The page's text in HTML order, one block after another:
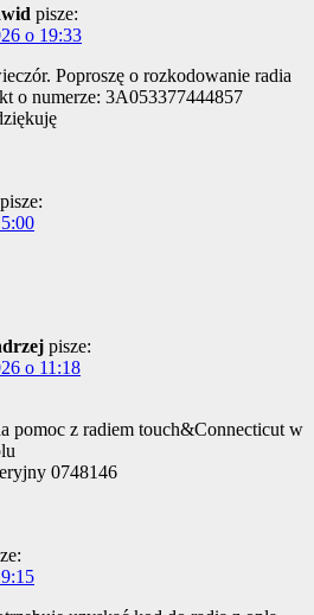
pisze:
o 19:33
Poproszę o rozkodowanie radia
o numerze: 3A053377444857
pisze:
pisze:
o 11:18
pomoc z radiem touch&Connecticut w
0748146